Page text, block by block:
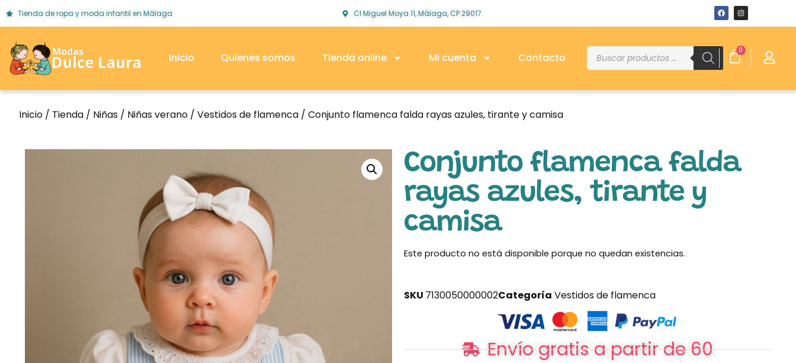
Tienda de ropa y moda infantil en Málaga Cl Miguel Moya 11, Málaga, CP 29017
Inicio Quienes somos Tienda online Mi cuenta Contacto
0
Inicio / Tienda / Niñas / Niñas verano / Vestidos de flamenca / Conjunto flamenca falda rayas azules, tirante y camisa
Conjunto flamenca falda
rayas azules, tirante y
camisa
Este producto no está disponible porque no quedan existencias.
SKU 7130050000002Categoría Vestidos de flamenca
Envío gratis a partir de 60